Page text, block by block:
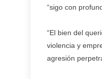
“sigo con
“El bien del
violencia y
agresión